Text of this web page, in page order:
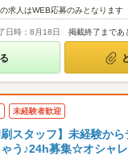
求人はWEB応募のみとなります
日時：8月18日 掲載終了まであ
未経験者歓迎
刷スタッフ】未経験か
う♪24h募集☆オシャ